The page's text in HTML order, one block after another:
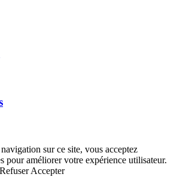
sur ce site, vous acceptez
pour améliorer votre expérience utilisateur.
Refuser Accepter